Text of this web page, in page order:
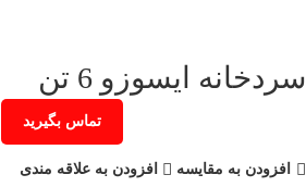
سردخانه ایسوزو 6 تن
تماس بگیرید
افزودن به مقایسه افزودن به علاقه مندی